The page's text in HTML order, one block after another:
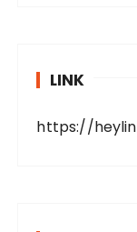
LINK
https://